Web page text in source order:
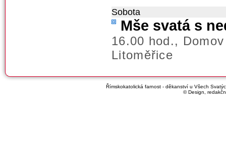
Sobota
Mše svatá s
16.00 hod.,
Litoměřice
Římskokatolická farnost - děkanství u Všech
© Design,